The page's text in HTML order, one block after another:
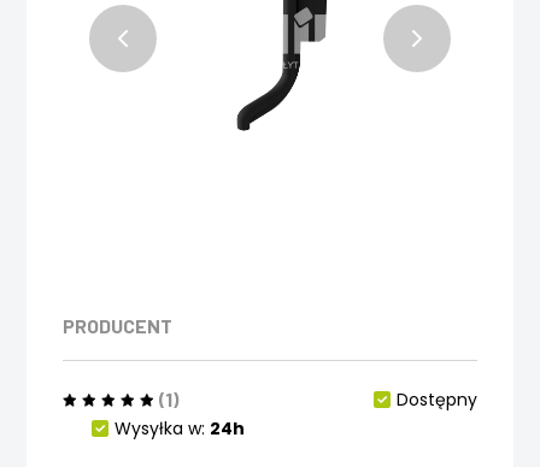
PRODUCENT
(1)
Dostępny
Wysyłka w: 24h